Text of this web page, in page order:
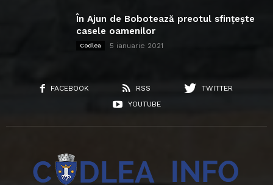
În Ajun de Bobotează preotul sfințește
casele oamenilor
Codlea 5 ianuarie 2021
FACEBOOK RSS
TWITTER
YOUTUBE